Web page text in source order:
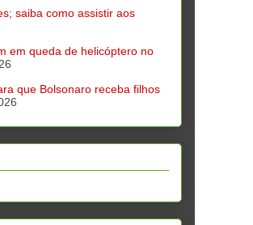
saiba como assistir aos
em queda de helicóptero no
que Bolsonaro receba filhos